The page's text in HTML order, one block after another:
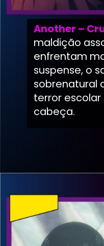
Another –
maldição
enfrentam
suspense, o
sobrenatural
terror
cabeça.